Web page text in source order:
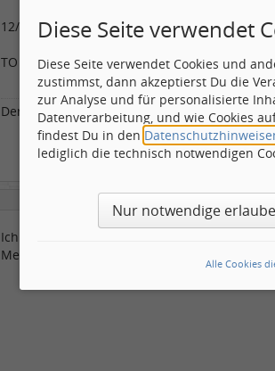
12/15 Punkte
TO für den MuZi.
Der Musikzirkus lebe hoch!!!!!!!!!!!!
Ich finde manche Lieder gut nur auch
Meinung zu schreiben.
Diese Seite verwendet
Diese Seite verwendet Cookies und
zustimmst, dann akzeptierst Du die
zur Analyse und für personalisierte
Datenverarbeitung, und wie Cookies
findest Du in den
lediglich die technisch notwendigen
Nur notwendige
Alle Cookies